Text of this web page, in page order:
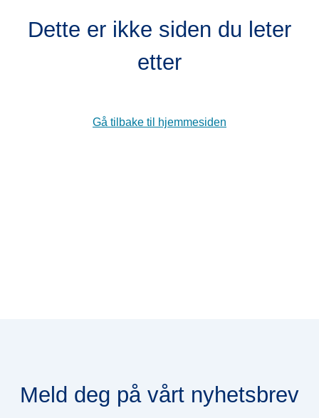
Dette er ikke siden du leter
etter
Gå tilbake til hjemmesiden
Meld deg på vårt nyhetsbrev